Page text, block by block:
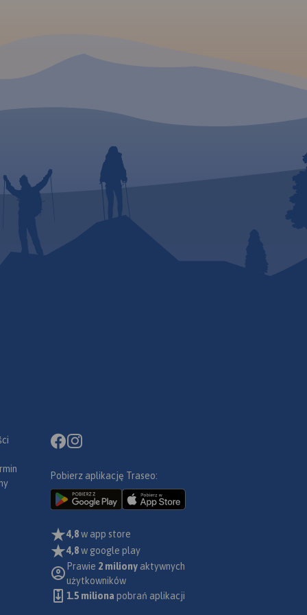
Pobierz aplikację Traseo:
4,8w app store
4,8w google play
Prawie 2 miliony aktywnych
użytkowników
1.5 miliona pobrań aplikacji